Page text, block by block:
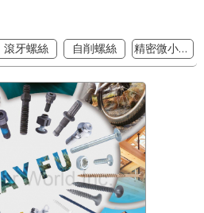
滾牙螺絲 自削螺絲 精密微小螺絲